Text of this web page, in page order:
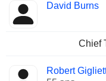
David Burns
Chief
Robert